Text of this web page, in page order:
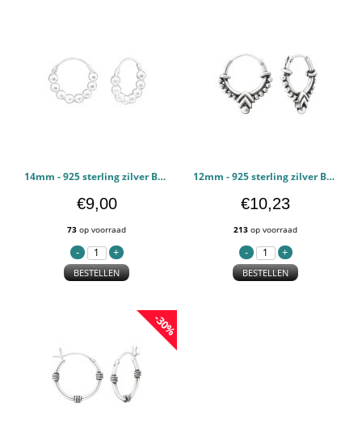
14mm - 925 sterling zilver Bali oorbellen PCJW37954
€9,00
73 op voorraad
BESTELLEN
12mm - 925 sterling zilver Bali oorbellen PCJW37303
€10,23
213 op voorraad
BESTELLEN
-30%